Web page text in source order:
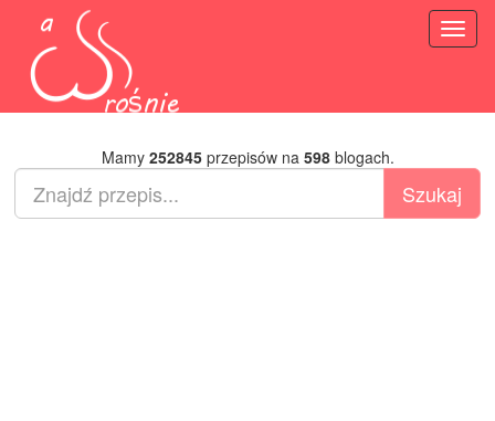
Mamy 252845przepisów na 598blogach.